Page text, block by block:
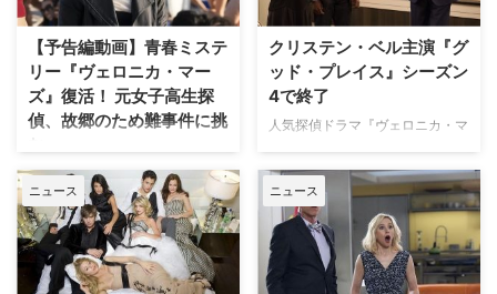
る。彼女の出演作から8本をご紹
介したい。 底抜けの陽気キャラ
から知性派まで 死後の世界での
騒々しい毎日を描くコメ…
リジナル版でクリエイターを務め
ァニー・サヴェ…
【予告編動画】青春ミステ
リー『ヴェロニカ・マー
ズ』復活！ 元女子高生探
偵、故郷のため難事件に挑
『ヴェロニカ・マーズ』シーズン
4は、2004年にスタートした人
気シリーズの最新章。テレビシリ
ーズは2007年に放送を終えたシ
ーズン3で一時幕を下ろしていた
が、クラウドファンディングで費
クリステン・ベル主演『グ
ッド・プレイス』シーズン
4で終了
人気探偵ドラマ『ヴェロニカ・マ
する死後の世界を舞台にしたコメ
ディ『グッド・プレイス』がシー
ズン4で終了することが明らかと
なった。米TV Lineなどが報じて
いる。 【関連記事】『グッド・
プレイス』地獄にいくはずがたど
ニュース ニュース